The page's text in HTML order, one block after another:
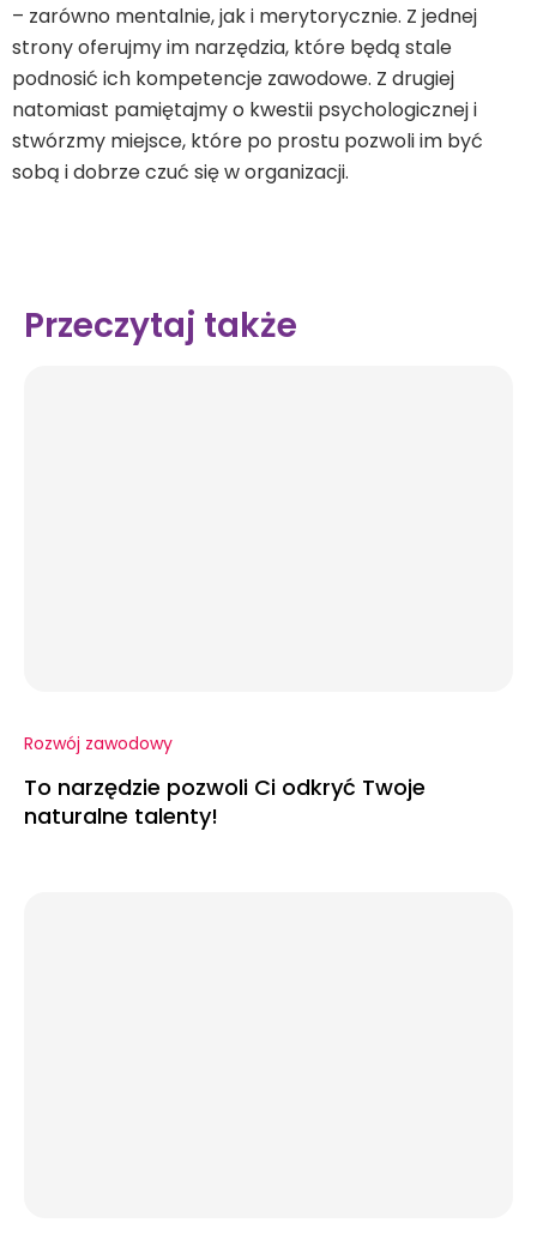
– zarówno mentalnie, jak i merytorycznie. Z jednej
strony oferujmy im narzędzia, które będą stale
podnosić ich kompetencje zawodowe. Z drugiej
natomiast pamiętajmy o kwestii psychologicznej i
stwórzmy miejsce, które po prostu pozwoli im być
sobą i dobrze czuć się w organizacji.
Przeczytaj także
Rozwój zawodowy
To narzędzie pozwoli Ci odkryć Twoje
naturalne talenty!